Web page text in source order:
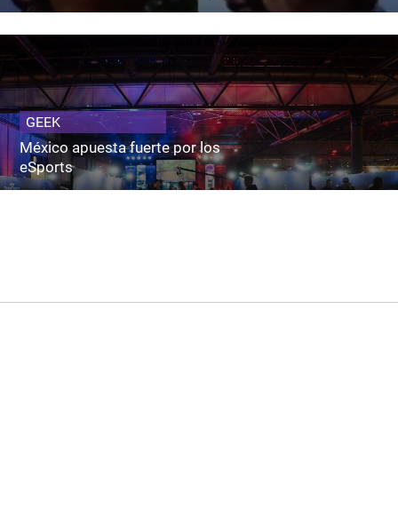
GEEK
México apuesta fuerte por los
eSports